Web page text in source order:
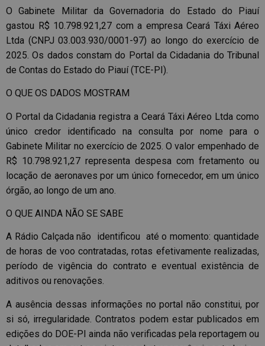
O Gabinete Militar da Governadoria do Estado do Piauí
gastou R$ 10.798.921,27 com a empresa Ceará Táxi Aéreo
Ltda (CNPJ 03.003.930/0001-97) ao longo do exercício de
2025. Os dados constam do Portal da Cidadania do Tribunal
de Contas do Estado do Piauí (TCE-PI).
O QUE OS DADOS MOSTRAM
O Portal da Cidadania registra a Ceará Táxi Aéreo Ltda como
único credor identificado na consulta por nome para o
Gabinete Militar no exercício de 2025. O valor empenhado de
R$ 10.798.921,27 representa despesa com fretamento ou
locação de aeronaves por um único fornecedor, em um único
órgão, ao longo de um ano.
O QUE AINDA NÃO SE SABE
A Rádio Calçada não identificou até o momento: quantidade
de horas de voo contratadas, rotas efetivamente realizadas,
período de vigência do contrato e eventual existência de
aditivos ou renovações.
A ausência dessas informações no portal não constitui, por
si só, irregularidade. Contratos podem estar publicados em
edições do DOE-PI ainda não verificadas pela reportagem ou